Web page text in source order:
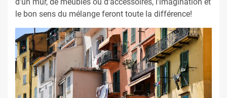
d’un mur, de meubles ou d’accessoires, l’imagination et
le bon sens du mélange feront toute la différence!